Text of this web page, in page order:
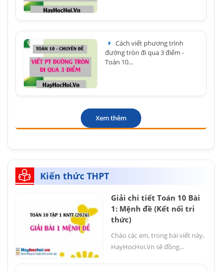
Cách viết phương trình
đường tròn đi qua 3 điểm -
Toán 10...
Xem thêm
Kiến thức THPT
Giải chi tiết Toán 10 Bài
1: Mệnh đề (Kết nối tri
thức)
Chào các em, trong bài viết này,
HayHocHoi.Vn sẽ đồng...